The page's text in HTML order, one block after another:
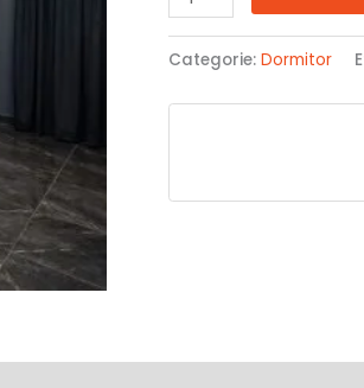
Categorie:Dormitor